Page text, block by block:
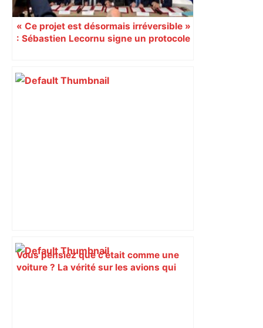
« Ce projet est désormais irréversible »
: Sébastien Lecornu signe un protocole
Vous pensiez que c’était comme une
voiture ? La vérité sur les avions qui